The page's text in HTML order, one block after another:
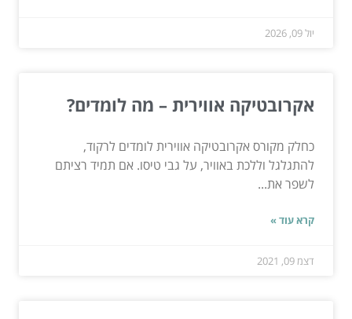
יול 09, 2026
אקרובטיקה אווירית – מה לומדים?
כחלק מקורס אקרובטיקה אווירית לומדים לרקוד,
להתגלגל וללכת באוויר, על גבי טיסו. אם תמיד רציתם
לשפר את...
קרא עוד »
דצמ 09, 2021